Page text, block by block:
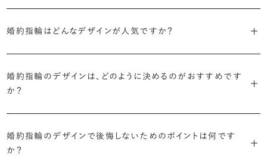
Ring（エンゲージメントリング）と呼ばれます。
リリアンスプラスでも不動の人気を誇ります。
えたデザイン。愛らしい雰囲気が楽しめます。
婚約指輪はどんなデザインが人気ですか？
に留めた王道のデザイン「ソリティア」です。
婚約指輪のデザインは、どのように決めるのがおすすめです
か？
す。
婚約指輪のデザインで後悔しないためのポイントは何です
か？